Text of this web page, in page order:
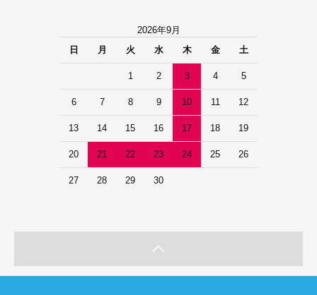
2026年9月
日
月 火 水 木 金 土
1 2 3 4 5
6 7 8 9 10 11 12
13 14 15 16 17 18 19
20 21 22 23 24 25 26
27 28 29 30